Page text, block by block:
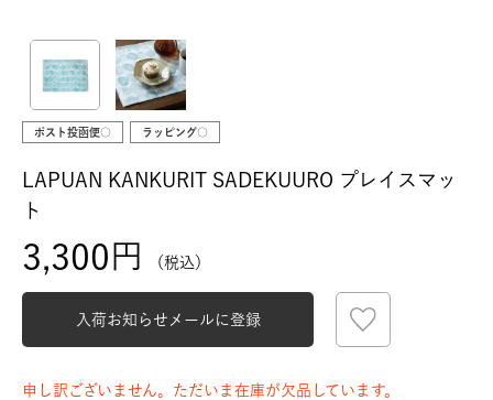
ポスト投函便○ ラッピング○
LAPUAN KANKURIT SADEKUURO プレイスマッ
ト
3,300 税込
入荷お知らせメールに登録
申し訳ございません。ただいま在庫が欠品しています。